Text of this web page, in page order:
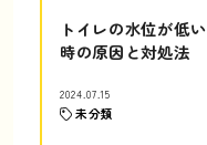
トイレの水位が低い
時の原因と対処法
2024.07.15
未分類